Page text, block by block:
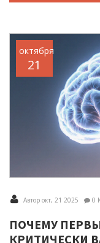
октября
21
Автор окт, 21 2025 0
ПОЧЕМУ
КРИТИЧЕСКИ